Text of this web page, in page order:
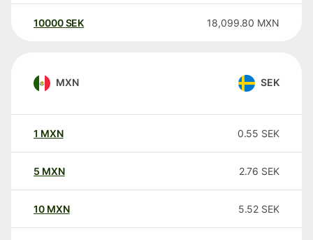
10000 SEK 18,099.80 MXN
MXN SEK
1 MXN 0.55 SEK
5 MXN 2.76 SEK
10 MXN 5.52 SEK